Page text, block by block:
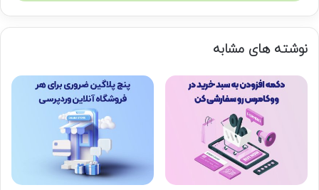
ی
ی
خ
ر
نوشته های مشابه